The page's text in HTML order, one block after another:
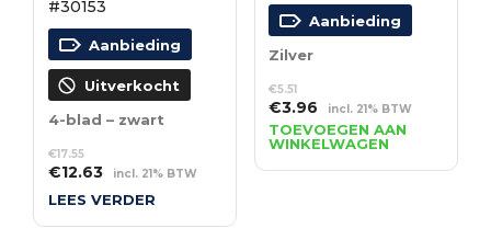
#30153
Aanbieding
Uitverkocht
4-blad – zwart
€17.55
Oorspronkelijke
prijs
€17.55.
€12.63Huidige
prijs
€12.63.
incl. 21% BTW
LEES VERDER
Aanbieding
Zilver
€5.51
Oorspronkelijke
prijs
was:
€5.51.
€3.96 Huidige
prijs
is:
€3.96.
incl. 21% BTW
TOEVOEGEN AAN
WINKELWAGEN